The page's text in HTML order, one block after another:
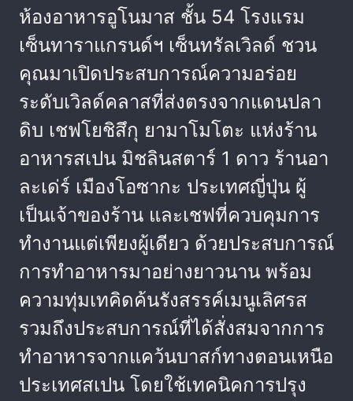
ห้องอาหารอูโนมาส ชั้น 54 โรงแรม
เซ็นทาราแกรนด์ฯ เซ็นทรัลเวิลด์ ชวน
คุณมาเปิดประสบการณ์ความอร่อย
ระดับเวิลด์คลาสที่ส่งตรงจากแดนปลา
ดิบ เชฟโยชิสึกุ ยามาโมโตะ แห่งร้าน
อาหารสเปน มิชลินสตาร์ 1 ดาว ร้านอา
ละเด่ร์ เมืองโอซากะ ประเทศญี่ปุ่น ผู้
เป็นเจ้าของร้าน และเชฟที่ควบคุมการ
ทำงานแต่เพียงผู้เดียว ด้วยประสบการณ์
การทำอาหารมาอย่างยาวนาน พร้อม
ความทุ่มเทคิดค้นรังสรรค์เมนูเลิศรส
รวมถึงประสบการณ์ที่ได้สั่งสมจากการ
ทำอาหารจากแคว้นบาสก์ทางตอนเหนือ
ประเทศสเปน โดยใช้เทคนิคการปรุง